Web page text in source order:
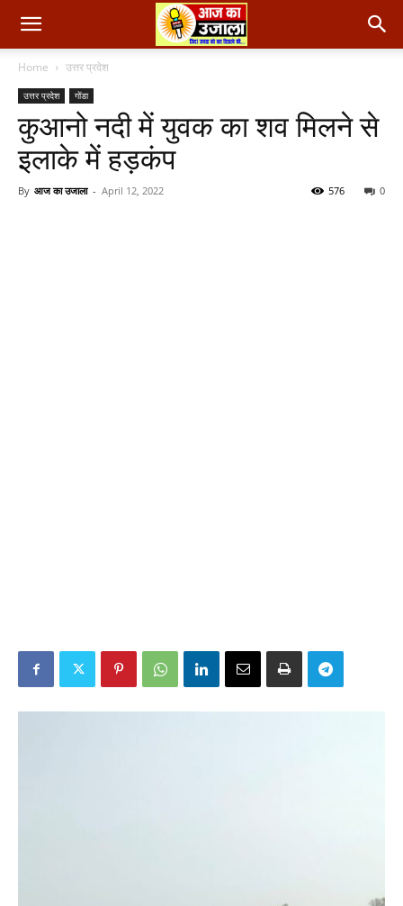
Home उत्तर प्रदेश
उत्तर प्रदेश गोंडा
कुआनो नदी में युवक का शव मिलने से
इलाके में हड़कंप
By आज का उजाला - April 12, 2022 0
576